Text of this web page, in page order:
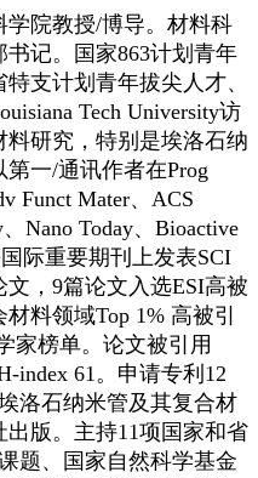
院教授/博导。材料科
记。国家863计划青年
支计划青年拔尖人才、
Tech University访
研究，特别是埃洛石纳
一/通讯作者在Prog
Funct Mater、ACS
Nano Today、Bioactive
际重要期刊上发表SCI
，9篇论文入选ESI高被
料领域Top 1% 高被引
家榜单。论文被引用
index 61。申请专利12
洛石纳米管及其复合材
版。主持11项国家和省
题、国家自然科学基金